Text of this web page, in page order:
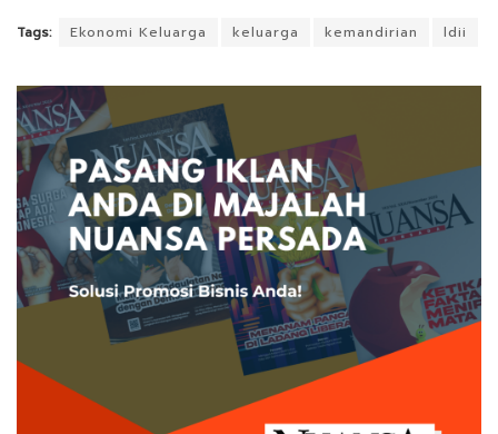
Tags: Ekonomi Keluarga keluarga kemandirian ldii